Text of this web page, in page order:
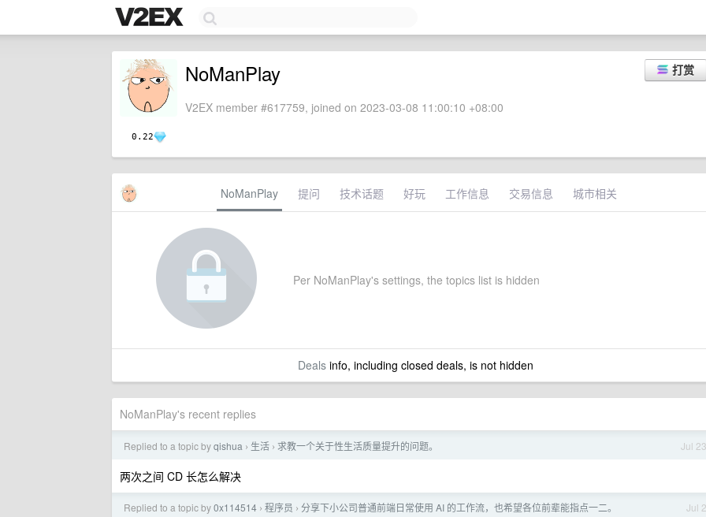
0.22
打赏
NoManPlay
V2EX member #617759, joined on 2023-03-08 11:00:10 +08:00
NoManPlay 提问 技术话题 好玩 工作信息 交易信息 城市相关
Per NoManPlay's settings, the topics list is hidden
Dealsinfo, including closed deals, is not hidden
NoManPlay's recent replies
Jul 23
Replied to a topic byqishua › 生活 › 求教一个关于性生活质量提升的问题。
两次之间 CD 长怎么解决
Jul 2
Replied to a topic by0x114514 › 程序员 › 分享下小公司普通前端日常使用 AI 的工作流，也希望各位前辈能指点一二。